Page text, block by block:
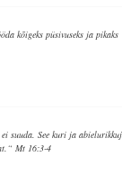
kõigeks püsivuseks ja pikaks
ei suuda. See kuri ja
Mt 16:3-4